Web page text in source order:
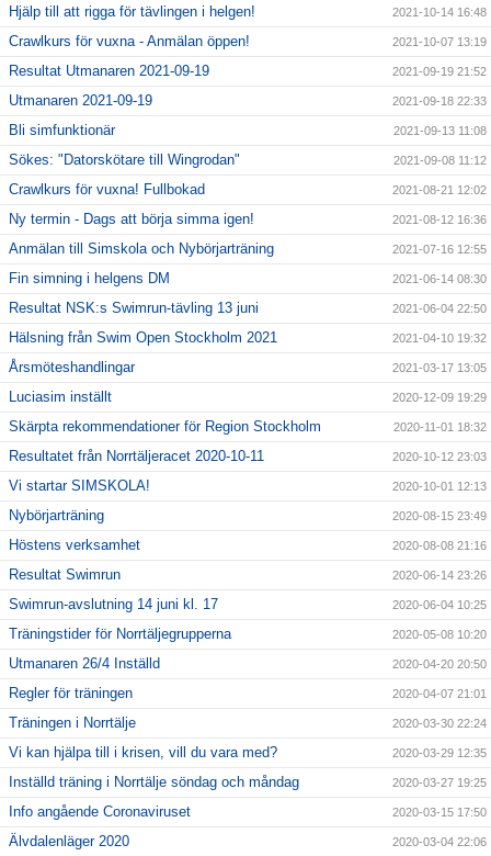
Hjälp till att rigga för tävlingen i helgen! 2021-10-14 16:48
Crawlkurs för vuxna - Anmälan öppen! 2021-10-07 13:19
Resultat Utmanaren 2021-09-19 2021-09-19 21:52
Utmanaren 2021-09-19 2021-09-18 22:33
Bli simfunktionär 2021-09-13 11:08
Sökes: "Datorskötare till Wingrodan" 2021-09-08 11:12
Crawlkurs för vuxna! Fullbokad 2021-08-21 12:02
Ny termin - Dags att börja simma igen! 2021-08-12 16:36
Anmälan till Simskola och Nybörjarträning 2021-07-16 12:55
Fin simning i helgens DM 2021-06-14 08:30
Resultat NSK:s Swimrun-tävling 13 juni 2021-06-04 22:50
Hälsning från Swim Open Stockholm 2021 2021-04-10 19:32
Årsmöteshandlingar 2021-03-17 13:05
Luciasim inställt 2020-12-09 19:29
Skärpta rekommendationer för Region Stockholm 2020-11-01 18:32
Resultatet från Norrtäljeracet 2020-10-11 2020-10-12 23:03
Vi startar SIMSKOLA! 2020-10-01 12:13
Nybörjarträning 2020-08-15 23:49
Höstens verksamhet 2020-08-08 21:16
Resultat Swimrun 2020-06-14 23:26
Swimrun-avslutning 14 juni kl. 17 2020-06-04 10:25
Träningstider för Norrtäljegrupperna 2020-05-08 10:20
Utmanaren 26/4 Inställd 2020-04-20 20:50
Regler för träningen 2020-04-07 21:01
Träningen i Norrtälje 2020-03-30 22:24
Vi kan hjälpa till i krisen, vill du vara med? 2020-03-29 12:35
Inställd träning i Norrtälje söndag och måndag 2020-03-27 19:25
Info angående Coronaviruset 2020-03-15 17:50
Älvdalenläger 2020 2020-03-04 22:06